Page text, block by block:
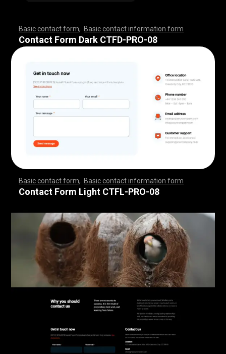
Basic contact form Basic contact information form
,,,,,,,,,,,,,,,,,,,,, ,,,,,,,,,,,,,,,,,,,,,,,,,,,,,,,,,,
,,,,,,,,,,,,,,,,,,,,, ,,,,,,,,,,,,,,,,,,,,,,,,,,,
Contact Form Dark CTFD-PRO-08
Basic contact form Basic contact information form
,,,,,,,,,,,,,,,,,,,,, ,,,,,,,,,,,,,,,,,,,,,,,,,,,,,,,,,,
,,,,,,,,,,,,,,,,,,,,, ,,,,,,,,,,,,,,,,,,,,,,,,,,,
Contact Form Light CTFL-PRO-08